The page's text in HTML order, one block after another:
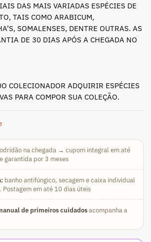
DAS MAIS VARIADAS ESPÉCIES DE
TAIS COMO ARABICUM,
SOMALENSES, DENTRE OUTRAS. AS
DE 30 DIAS APÓS A CHEGADA NO
COLECIONADOR ADQUIRIR ESPÉCIES
PARA COMPOR SUA COLEÇÃO.
na chegada → cupom integral em até
garantida por 3 meses
banho antifúngico, secagem e caixa individual
Postagem em até 10 dias úteis
de primeiros cuidadosacompanha a